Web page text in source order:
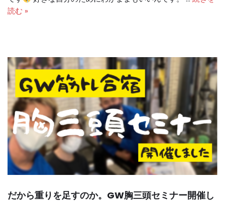
読む »
だから重りを足すのか。GW胸三頭セミナー開催し